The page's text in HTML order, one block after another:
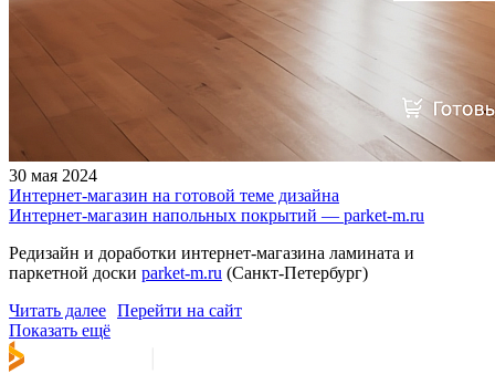
30 мая 2024
Интернет-магазин на готовой теме дизайна
Интернет-магазин напольных покрытий — parket-m.ru
Редизайн и доработки интернет-магазина ламината и
паркетной доски parket-m.ru (Санкт-Петербург)
Читать далее Перейти на сайт
Показать ещё